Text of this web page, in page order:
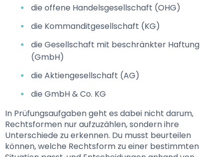
die offene Handelsgesellschaft (OHG)
die Kommanditgesellschaft (KG)
die Gesellschaft mit beschränkter Haftung
(GmbH)
die Aktiengesellschaft (AG)
die GmbH & Co. KG
In Prüfungsaufgaben geht es dabei nicht darum,
Rechtsformen nur aufzuzählen, sondern ihre
Unterschiede zu erkennen. Du musst beurteilen
können, welche Rechtsform zu einer bestimmten